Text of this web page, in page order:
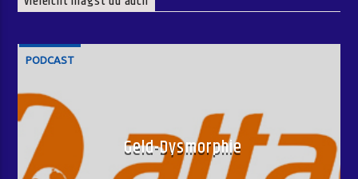
PODCAST
Geld-Dysmorphie